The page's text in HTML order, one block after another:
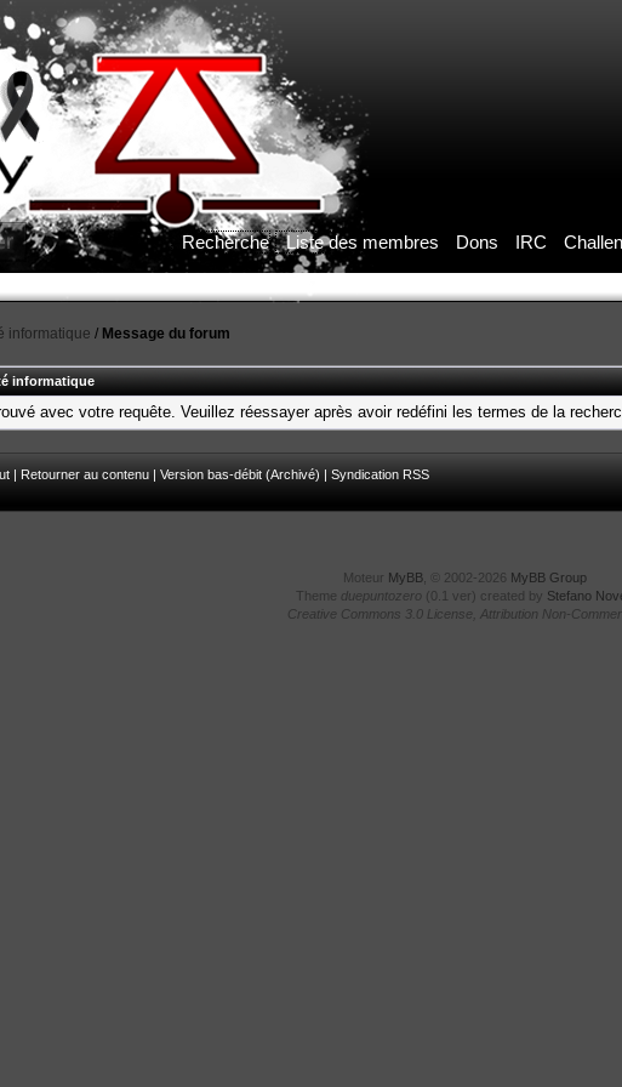
Recherche Liste des membres Dons IRC
informatique / Message du forum
informatique
avec votre requête. Veuillez réessayer après avoir redéfini les termes de la
| Retourner au contenu |Version bas-débit (Archivé) |Syndication RSS
Moteur MyBB, © 2002-2026 MyBB Group
Theme duepuntozero (0.1 ver) created by Stefano
Creative Commons 3.0 License, Attribution Non-